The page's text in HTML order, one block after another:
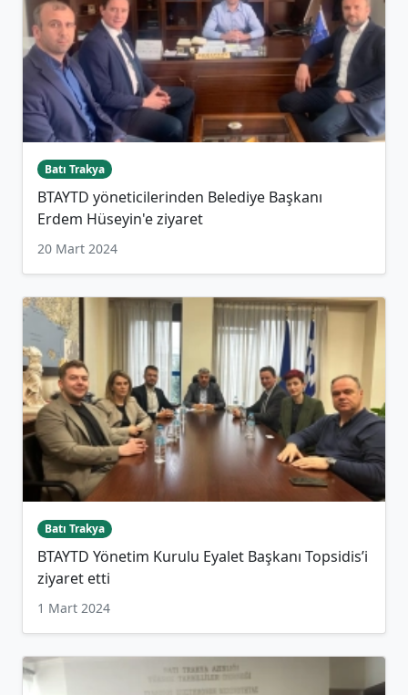
Batı Trakya
BTAYTD yöneticilerinden Belediye Başkanı
Erdem Hüseyin'e ziyaret
20 Mart 2024
Batı Trakya
BTAYTD Yönetim Kurulu Eyalet Başkanı Topsidis’i
ziyaret etti
1 Mart 2024